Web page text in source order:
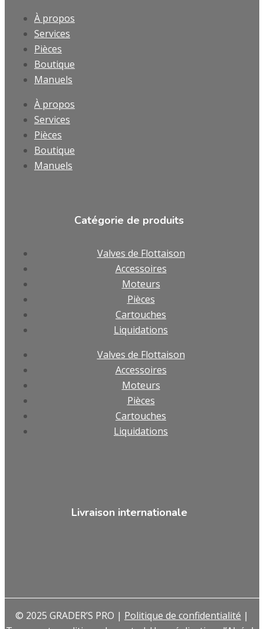
À propos
Services
Pièces
Boutique
Manuels
À propos
Services
Pièces
Boutique
Manuels
Catégorie de produits
Valves de Flottaison
Accessoires
Moteurs
Pièces
Cartouches
Liquidations
Valves de Flottaison
Accessoires
Moteurs
Pièces
Cartouches
Liquidations
Livraison internationale
© 2025 GRADER’S PRO | Politique de confidentialité |